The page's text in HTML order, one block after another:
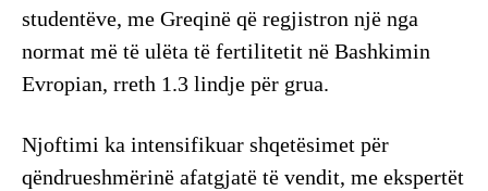
studentëve, me Greqinë që regjistron një nga
normat më të ulëta të fertilitetit në Bashkimin
Evropian, rreth 1.3 lindje për grua.
Njoftimi ka intensifikuar shqetësimet për
qëndrueshmërinë afatgjatë të vendit, me ekspertët